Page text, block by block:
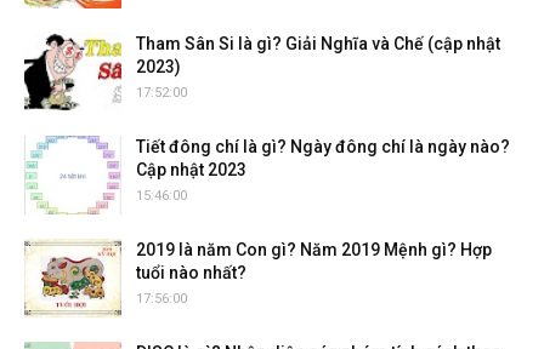
Tham Sân Si là gì? Giải Nghĩa và Chế (cập nhật
2023)
17:52:00
Tiết đông chí là gì? Ngày đông chí là ngày nào?
Cập nhật 2023
15:46:00
2019 là năm Con gì? Năm 2019 Mệnh gì? Hợp
tuổi nào nhất?
17:56:00